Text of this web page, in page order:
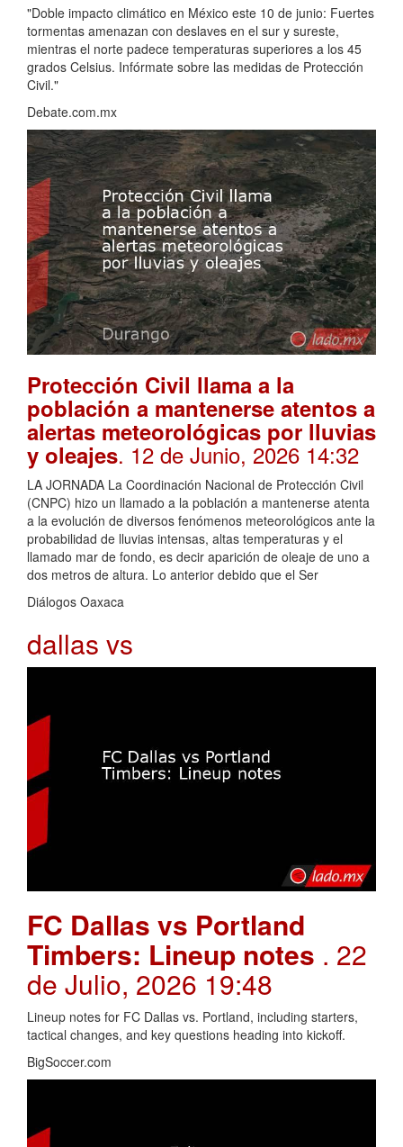
"Doble impacto climático en México este 10 de junio: Fuertes
tormentas amenazan con deslaves en el sur y sureste,
mientras el norte padece temperaturas superiores a los 45
grados Celsius. Infórmate sobre las medidas de Protección
Civil."
Debate.com.mx
Protección Civil llama a la
población a mantenerse atentos a
alertas meteorológicas por lluvias
y oleajes. 12 de Junio, 2026 14:32
LA JORNADA La Coordinación Nacional de Protección Civil
(CNPC) hizo un llamado a la población a mantenerse atenta
a la evolución de diversos fenómenos meteorológicos ante la
probabilidad de lluvias intensas, altas temperaturas y el
llamado mar de fondo, es decir aparición de oleaje de uno a
dos metros de altura. Lo anterior debido que el Ser
Diálogos Oaxaca
dallas vs
FC Dallas vs Portland
Timbers: Lineup notes . 22
de Julio, 2026 19:48
Lineup notes for FC Dallas vs. Portland, including starters,
tactical changes, and key questions heading into kickoff.
BigSoccer.com